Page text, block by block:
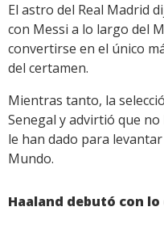
El astro del Real Madrid
con Messi a lo largo del
convertirse en el único
del certamen.
Mientras tanto, la
Senegal y advirtió que
le han dado para
Mundo.
Haaland debutó con